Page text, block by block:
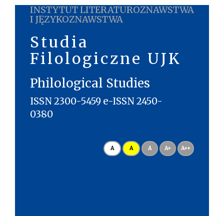
INSTYTUT LITERATUROZNAWSTWA
I JĘZYKOZNAWSTWA
Studia
Filologiczne UJK
Philological Studies
ISSN 2300-5459 e-ISSN 2450-
0380
A A A A+ A++